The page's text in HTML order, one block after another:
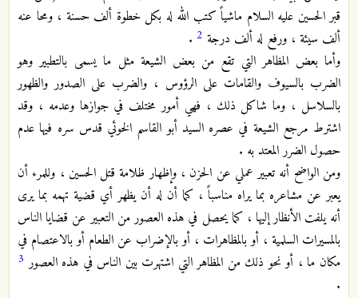
قبر الحسين عليه السلام ماشياً كتب الله له بكل خطوة ألف حسنة ، ومحا عنه
ألف سيئة ، ورفع له ألف درجة 2
.
وأما بعض المظاهر التي تقع من بعض الشيعة مثل ما يسمى بالتطبير وهو
الضرب بالسيوف والقامات على الرؤوس ، والضرب على الصدور والظهور
بالسلاسل ، وما شاكل ذلك ، فهي أمور مختلف في جوازها وعدمه ، وقد
اشترط مرجع الشيعة في عصره السيد أبو القاسم الخوئي قدس سره فيها عدم
حصول الضرر المعتد به .
ومن الواضح أنه تعبير عملي عن الحزن ، وإظهار ظلامة قتل الحسين ، وللمرء أن
يعبر عن مشاعره بما يراه مناسباً ، كما أن له أن يظهر أي قضية تهمه بما يرى
أنه يلفت الأنظار إليها ، كما يحصل في هذه العصور من التعبير عن قضايا الناس
بالمسيرات السلمية ، أو بالمظاهرات ، أو بالإضراب عن الطعام أو بالاعتصام في
مكان ما ، أو نحو ذلك من المظاهر التي اشتهرت بين الناس في هذه العصور 3
.